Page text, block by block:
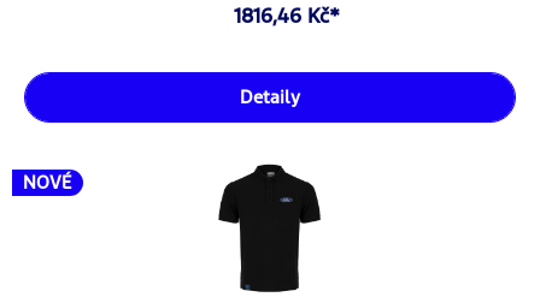
1816,46 Kč*
Detaily
NOVÉ